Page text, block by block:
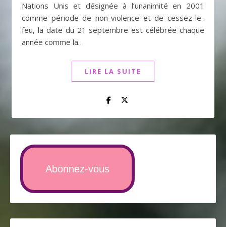
Nations Unis et désignée à l’unanimité en 2001
comme période de non-violence et de cessez-le-
feu, la date du 21 septembre est célébrée chaque
année comme la…
LIRE LA SUITE
Abonnez-vous